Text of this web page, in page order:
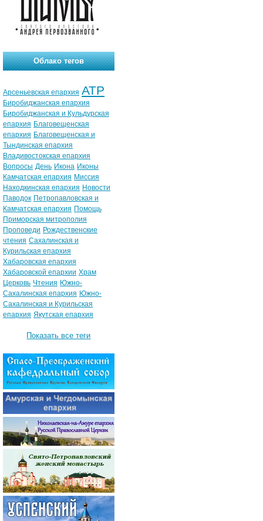
Облако тегов
Арсеньевская епархия АТР
Биробиджанская епархия
Биробиджанская и Кульдурская
епархия Благовещенская
епархия Благовещенская и
Тындинская епархия
Владивостокская епархия
Вопросы День Икона Иконы
Камчатская епархия Миссия
Находкинская епархия Новости
Паводок Петропавловская и
Камчатская епархия Помощь
Приморская митрополия
Проповеди Рождественские
чтения Сахалинская и
Курильская епархия
Хабаровская епархия
Хабаровской епархии Храм
Церковь Чтения Южно-
Сахалинская епархия Южно-
Сахалинская и Курильская
епархия Якутская епархия
Показать все теги